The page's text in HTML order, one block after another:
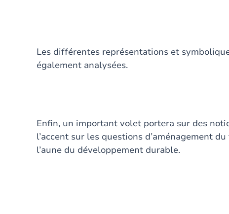
Les différentes représentations et
également analysées.
Enfin, un important volet portera sur des
l’accent sur les questions d’aménagement
l’aune du développement durable.